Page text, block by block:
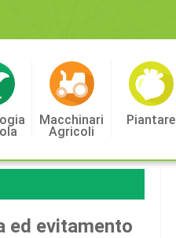
Macchinari
Agricoli
Piantare
ed evitamento